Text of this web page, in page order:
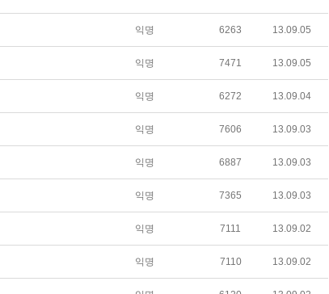
익명 6263 13.09.05
익명 7471 13.09.05
익명 6272 13.09.04
익명 7606 13.09.03
익명 6887 13.09.03
익명 7365 13.09.03
익명 7111 13.09.02
익명 7110 13.09.02